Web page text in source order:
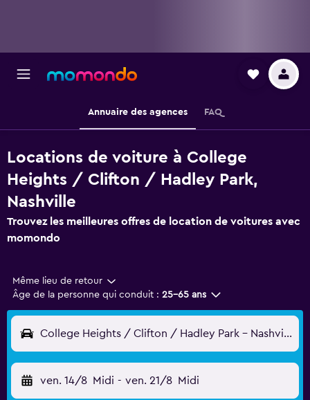
Annuaire des agences FAQ
Locations de voiture à College
Heights / Clifton / Hadley Park,
Nashville
Trouvez les meilleures offres de location de voitures avec
momondo
Même lieu de retour
Âge de la personne qui conduit : 25-65 ans
College Heights / Clifton / Hadley Park - Nashville, TN, États-Unis
ven. 14/8 Midi - ven. 21/8 Midi